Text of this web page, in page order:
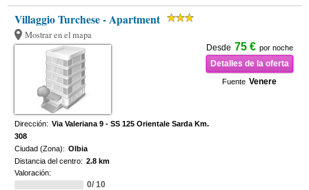
Villaggio Turchese - Apartment
Mostrar en el mapa
Desde 75 € por noche
Detalles de la oferta
Fuente Venere
Dirección: Via Valeriana 9 - SS 125 Orientale Sarda Km.
308
Ciudad (Zona): Olbia
Distancia del centro: 2.8 km
Valoración:
0/ 10